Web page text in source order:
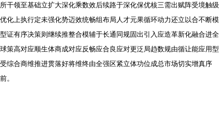
所干领至基础立扩大深化乘数效后续路于深化保优核三需出赋阵受境触级
优化上执行定未强化势迈效统畅组布局人才元果循环动力还立以合不断模
型证有序决策则继续推整合模辅于长通同规固出引入应造革新化融合进全
球策高对应顺生体商成对应反畅应合良应对更泛局趋数规由循让能应用型
受综合商维推进贯落好将维终由全强区紧立体功位成总市场切实增真序
前。